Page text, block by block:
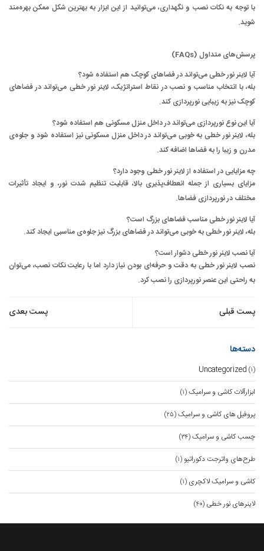
با توجه به نکات نصب و نگهداری، می‌توانید از این ابزار به بهترین شکل ممکن بهره‌مند
شوید.
پرسش‌های متداول (FAQs)
آیا لاینر نور خطی می‌تواند در فضاهای کوچک هم استفاده شود؟
بله، با انتخاب مناسب و نصب در نقاط استراتژیک، لاینر نور خطی می‌تواند در فضاهای
کوچک نیز به زیبایی نورپردازی کند.
آیا این نوع نورپردازی می‌تواند در داخل منزل مسکونی هم استفاده شود؟
بله، لاینر نور خطی به خوبی می‌تواند در داخل منزل مسکونی نیز استفاده شود و جلوه‌ی
مدرن و زیبا را به فضاها اضافه کند.
چه مزایایی در استفاده از لاینر نور خطی وجود دارد؟
مزایای بسیاری از جمله انعطاف‌پذیری بالا، قابلیت تنظیم شدت نور، و ایجاد تأثیرات
مختلف در نورپردازی فضاها.
آیا لاینر نور خطی مناسب فضاهای بزرگ است؟
بله، لاینر نور خطی به خوبی می‌تواند در فضاهای بزرگ نیز جلوه‌ی مناسبی ایجاد کند.
آیا نصب لاینر نور خطی دشوار است؟
نصب لاینر نور خطی به دقت و حرفه‌ای بودن نیاز دارد اما با رعایت نکات نصب، می‌توان
به راحتی این عنصر نورپردازی را نصب کرد.
راهبری
نوشته
پست قبلی پست بعدی
دسته‌ها
Uncategorized (۱)
ابزارآلات کاشی و سرامیک(۱)
پروفیل های کاشی و سرامیک(۲۵)
چسب کاشی و سرامیک(۳۴)
طرح‌های واترجت دکوراتیو (۱)
کاشی و سرامیک لاکچری (۱)
لاینرهای نور خطی (۴۰)